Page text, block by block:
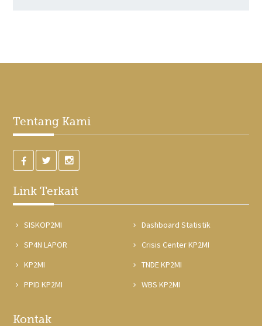
Tentang Kami
Link Terkait
SISKOP2MI
Dashboard Statistik
SP4N LAPOR
Crisis Center KP2MI
KP2MI
TNDE KP2MI
PPID KP2MI
WBS KP2MI
Kontak